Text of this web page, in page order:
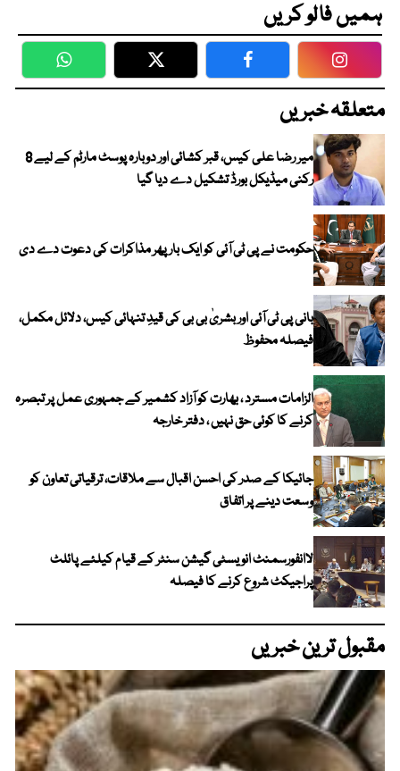
ہمیں فالو کریں
WhatsApp Twitter Facebook
متعلقہ خبریں
میر رضا علی کیس، قبر کشائی اور دوبارہ پوسٹ مارٹم کے لیے 8
رکنی میڈیکل بورڈ تشکیل دے دیا گیا
حکومت نے پی ٹی آئی کو ایک بارپھر مذاکرات کی دعوت دے دی
بانی پی ٹی آئی اور بشریٰ بی بی کی قیدِ تنہائی کیس، دلائل مکمل،
فیصلہ محفوظ
الزامات مسترد ، بھارت کو آزاد کشمیر کے جمہوری عمل پر تبصرہ
کرنے کا کوئی حق نہیں ، دفتر خارجہ
جائیکا کے صدر کی احسن اقبال سے ملاقات، ترقیاتی تعاون کو
وسعت دینے پر اتفاق
لاانفورسمنٹ انویسٹی گیشن سنٹر کے قیام کیلئے پائلٹ
پراجیکٹ شروع کرنے کا فیصلہ
مقبول ترین خبریں